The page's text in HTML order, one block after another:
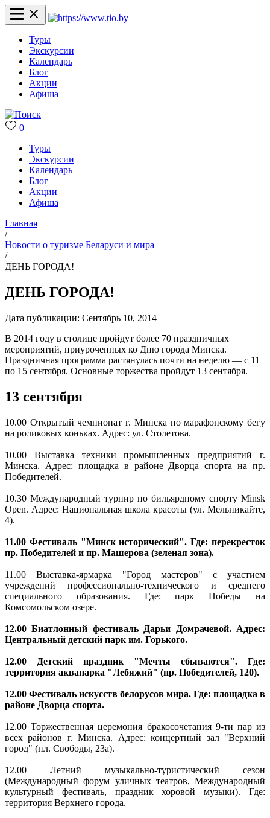
Туры
Экскурсии
Календарь
Блог
Акции
Афиша
0
Туры
Экскурсии
Календарь
Блог
Акции
Афиша
Главная
/
Новости о туризме Беларуси и мира
/
ДЕНЬ ГОРОДА!
ДЕНЬ ГОРОДА!
Дата публикации: Сентябрь 10, 2014
В 2014 году в столице пройдут более 70 праздничных
мероприятий, приуроченных ко Дню города Минска.
Праздничная программа растянулась почти на неделю — с 11
по 15 сентября. Основные торжества пройдут 13 сентября.
13 сентября
10.00 Открытый чемпионат г. Минска по марафонскому бегу
на роликовых коньках. Адрес: ул. Столетова.
10.00 Выставка техники промышленных предприятий г.
Минска. Адрес: площадка в районе Дворца спорта на пр.
Победителей.
10.30 Международный турнир по бильярдному спорту Minsk
Open. Адрес: Национальная школа красоты (ул. Мельникайте,
4).
11.00 Фестиваль "Минск исторический". Где: перекресток
пр. Победителей и пр. Машерова (зеленая зона).
11.00 Выставка-ярмарка "Город мастеров" с участием
учреждений профессионально-технического и среднего
специального образования. Где: парк Победы на
Комсомольском озере.
12.00 Биатлонный фестиваль Дарьи Домрачевой. Адрес:
Центральный детский парк им. Горького.
12.00 Детский праздник "Мечты сбываются". Где:
территория аквапарка "Лебяжий" (пр. Победителей, 120).
12.00 Фестиваль искусств белорусов мира. Где: площадка в
районе Дворца спорта.
12.00 Торжественная церемония бракосочетания 9-ти пар из
всех районов г. Минска. Адрес: концертный зал "Верхний
город" (пл. Свободы, 23а).
12.00 Летний музыкально-туристический сезон
(Международный форум уличных театров, Международный
культурный фестиваль, праздник хоровой музыки). Где:
территория Верхнего города.